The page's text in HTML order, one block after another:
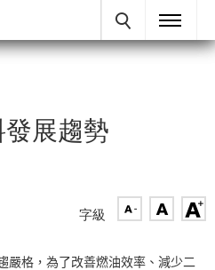
展趨勢
字級
嚴格，為了改善燃油效率、減少二